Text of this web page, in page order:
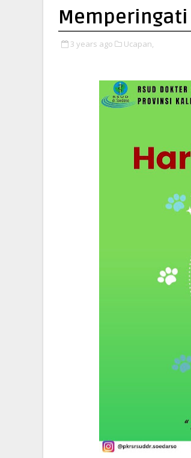
3 years ago Ucapan,